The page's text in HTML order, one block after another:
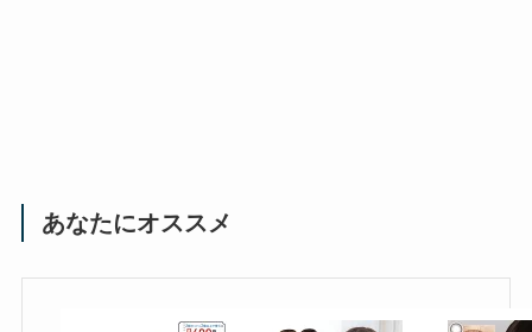
あなたにオススメ